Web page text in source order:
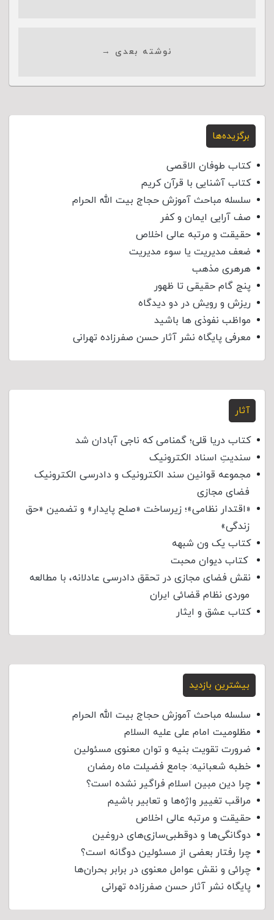
نوشته بعدی →
برگزیده‌ها
کتاب طوفان الاقصی
کتاب آشنایی با قرآن کریم
سلسله مباحث آموزش حجاج بیت الله الحرام
صف آرایی ایمان و کفر
حقیقت و مرتبه عالی اخلاص
ضعف مدیریت یا سوء مدیریت
هرهری مذهب
پنج گام حقیقی تا ظهور
ریزش و رویش در دو دیدگاه
مواظب نفوذی‌ ها باشید
معرفی پایگاه نشر آثار حسن صفرزاده تهرانی
آثار
کتاب دریا قلی؛ گمنامی که ناجی آبادان شد
سندیتِ اسناد الکترونیک
مجموعه قوانین سند الکترونیک و دادرسی الکترونیک
فضای مجازی
«اقتدار نظامی»؛ زیرساخت «صلح پایدار» و تضمین «حق
زندگی»
کتاب یک ون شبهه
کتاب دیوان محبت
نقش فضای مجازی در تحقق دادرسی عادلانه، با مطالعه
موردی نظام قضائی ایران
کتاب عشق و ایثار
بیشترین بازدید
سلسله مباحث آموزش حجاج بیت الله الحرام
مظلومیت امام علی علیه السلام
ضرورت تقویت بنیه و توان معنوی مسئولین
خطبه شعبانیه: جامع فضیلت ماه رمضان
چرا دین مبین اسلام فراگیر نشده است؟
مراقب تغییر واژه‌ها و تعابیر باشیم
حقیقت و مرتبه عالی اخلاص
دوگانگی‌ها و دوقطبی‌سازی‌های دروغین
چرا رفتار بعضی از مسئولین دوگانه است؟
چرائی و نقش عوامل معنوی در برابر بحران‌ها
پایگاه نشر آثار حسن صفرزاده تهرانی